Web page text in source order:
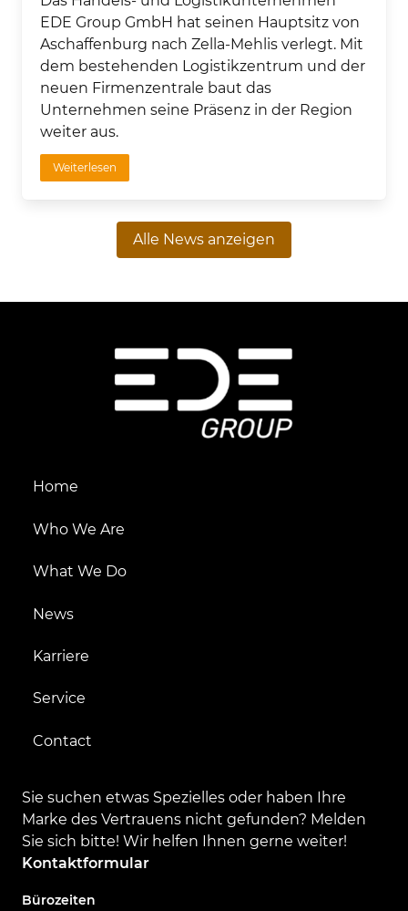
EDE Group GmbH hat seinen Hauptsitz von
Aschaffenburg nach Zella-Mehlis verlegt. Mit
dem bestehenden Logistikzentrum und der
neuen Firmenzentrale baut das
Unternehmen seine Präsenz in der Region
weiter aus.
Weiterlesen
Alle News anzeigen
Home
Who We Are
What We Do
News
Karriere
Service
Contact
Sie suchen etwas Spezielles oder haben Ihre
Marke des Vertrauens nicht gefunden? Melden
Sie sich bitte! Wir helfen Ihnen gerne weiter!
Kontaktformular
Bürozeiten